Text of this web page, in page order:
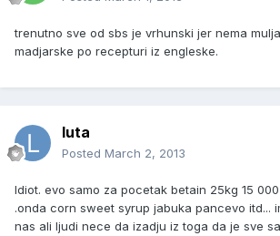
trenutno sve od sbs je vrhunski jer nema
madjarske po recepturi iz engleske.
luta
Posted March 2, 2013
Idiot. evo samo za pocetak betain 25kg 15
.onda corn sweet syrup jabuka pancevo itd...
nas ali ljudi nece da izadju iz toga da je sve